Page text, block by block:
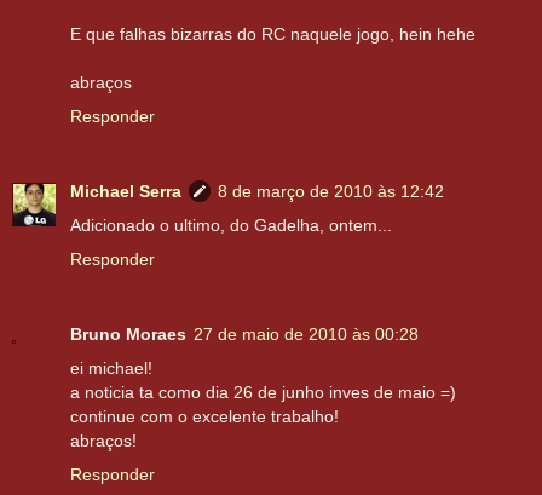
E que falhas bizarras do RC naquele jogo, hein hehe
abraços
Responder
Michael Serra
8 de março de 2010 às 12:42
Adicionado o ultimo, do Gadelha, ontem...
Responder
Bruno Moraes 27 de maio de 2010 às 00:28
ei michael!
a noticia ta como dia 26 de junho inves de maio =)
continue com o excelente trabalho!
abraços!
Responder